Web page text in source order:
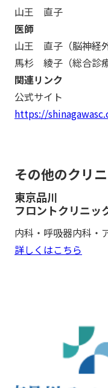
山王 直子
医師
山王 直子（脳神経
馬杉 綾子（総合診
関連リンク
公式サイト
https://
その他のクリ
東京品川
フロントクリニッ
内科・呼吸器内科・
詳しくはこちら